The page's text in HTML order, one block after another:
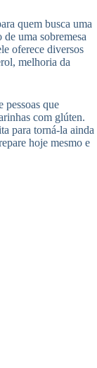
quem busca uma
uma sobremesa
oferece diversos
melhoria da
pessoas que
com glúten.
para torná-la ainda
hoje mesmo e